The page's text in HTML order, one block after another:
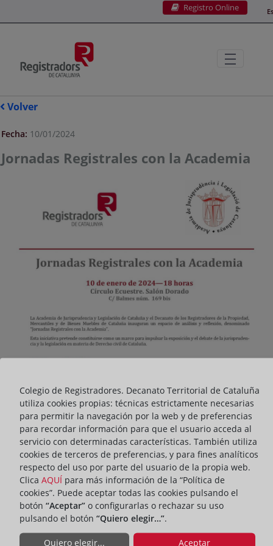
Registro Online
Volver
Fecha: 10/01/2024
Jornadas Registrales con la Academia
Colegio de Registradores. Decanato Territorial de Cataluña
utiliza cookies propias: técnicas estrictamente necesarias
para permitir la navegación por la web y de preferencias
para recordar información para que el usuario acceda al
servicio con determinadas características. También utiliza
cookies de terceros de preferencias, y para fines analíticos
respecto del uso por parte del usuario de la propia web.
Clica AQUÍ para más información de la “Política de
cookies”. Puede aceptar todas las cookies pulsando el
botón “Aceptar” o configurarlas o rechazar su uso
pulsando el botón “Quiero elegir…”.
Quiero elegir... Aceptar